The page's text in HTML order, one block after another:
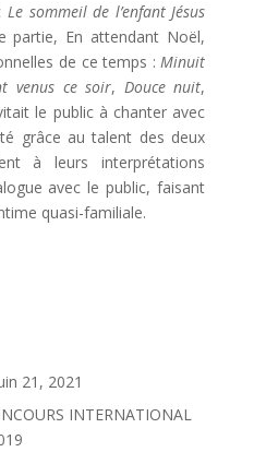
Le sommeil de l’enfant Jésus
partie, En attendant Noël,
de ce temps :Minuit
venus ce soir, Douce nuit,
le public à chanter avec
grâce au talent des deux
à leurs interprétations
avec le public, faisant
quasi-familiale.
21, 2021
INTERNATIONAL